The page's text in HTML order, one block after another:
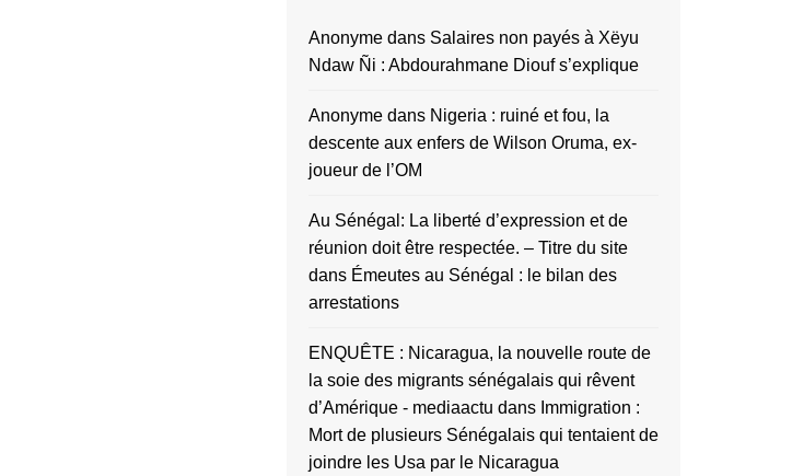
Anonyme dans Salaires non payés à Xëyu
Ndaw Ñi : Abdourahmane Diouf s’explique
Anonyme dans Nigeria : ruiné et fou, la
descente aux enfers de Wilson Oruma, ex-
joueur de l’OM
Au Sénégal: La liberté d’expression et de
réunion doit être respectée. – Titre du site
dans Émeutes au Sénégal : le bilan des
arrestations
ENQUÊTE : Nicaragua, la nouvelle route de
la soie des migrants sénégalais qui rêvent
d’Amérique - mediaactu dans Immigration :
Mort de plusieurs Sénégalais qui tentaient de
joindre les Usa par le Nicaragua